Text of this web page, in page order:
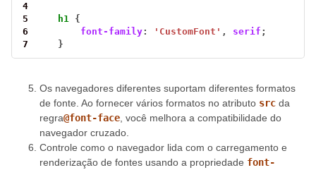
4
5
h1
6
font-family: 'CustomFont' , serif
7
    }
Os navegadores diferentes suportam diferentes formatos
de fonte. Ao fornecer vários formatos no atributo src da
regra@font-face, você melhora a compatibilidade do
navegador cruzado.
Controle como o navegador lida com o carregamento e
renderização de fontes usando a propriedade font-